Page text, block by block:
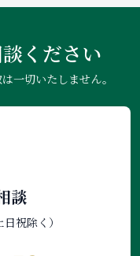
ください
一切いたしません。
談
祝除く）